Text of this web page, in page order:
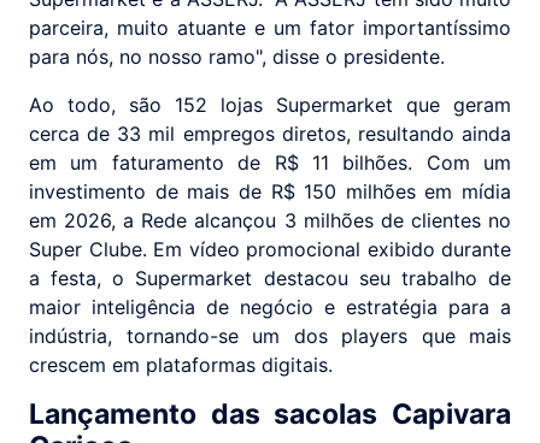
parceira, muito atuante e um fator importantíssimo
para nós, no nosso ramo", disse o presidente.
Ao todo, são 152 lojas Supermarket que geram
cerca de 33 mil empregos diretos, resultando ainda
em um faturamento de R$ 11 bilhões. Com um
investimento de mais de R$ 150 milhões em mídia
em 2026, a Rede alcançou 3 milhões de clientes no
Super Clube. Em vídeo promocional exibido durante
a festa, o Supermarket destacou seu trabalho de
maior inteligência de negócio e estratégia para a
indústria, tornando-se um dos players que mais
crescem em plataformas digitais.
Lançamento das sacolas Capivara